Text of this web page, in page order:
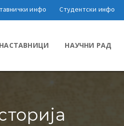
инфо Студентски инфо
НАСТАВНИЦИ НАУЧНИ РАД